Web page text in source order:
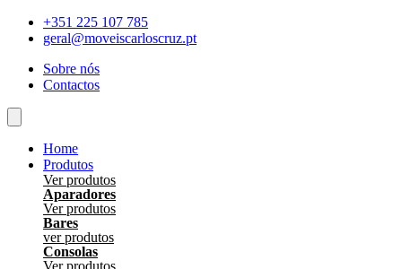
Skip
+351 225 107 785
geral@moveiscarloscruz.pt
Sobre nós
Contactos
Home
Produtos
Ver produtos
Aparadores
Ver produtos
Bares
ver produtos
Consolas
Ver produtos